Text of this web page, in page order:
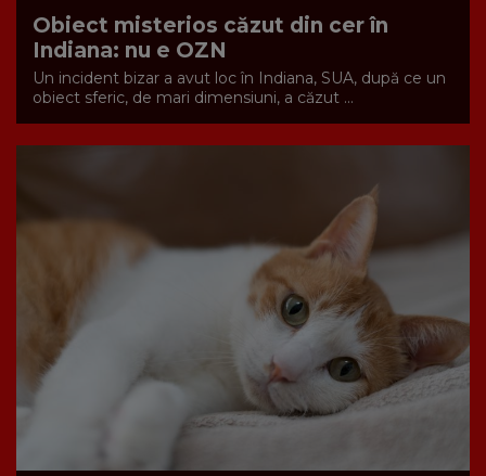
Obiect misterios căzut din cer în
Indiana: nu e OZN
Un incident bizar a avut loc în Indiana, SUA, după ce un
obiect sferic, de mari dimensiuni, a căzut ...